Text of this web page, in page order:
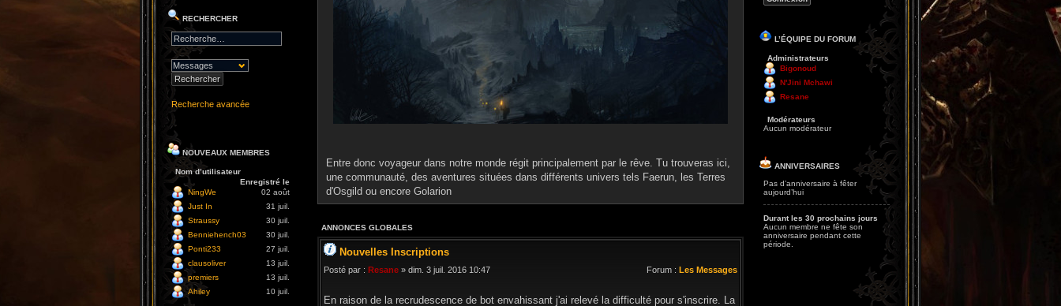
Entre donc voyageur dans notre monde régit principalement par le rêve. Tu trouveras ici,
une communauté, des aventures situées dans différents univers tels Faerun, les Terres
d'Osgild ou encore Golarion
ANNONCES GLOBALES
Nouvelles Inscriptions
Posté par : Resane » dim. 3 juil. 2016 10:47 Forum : Les Messages
En raison de la recrudescence de bot envahissant j'ai relevé la difficulté pour s'inscrire. La
RECHERCHER
Recherche avancée
NOUVEAUX MEMBRES
Nom d’utilisateur
Enregistré le
NingWe
02 août
Just In
31 juil.
Straussy
30 juil.
Benniehench03
30 juil.
Ponti233
27 juil.
clausoliver
13 juil.
premiers
13 juil.
Ahiley
10 juil.
L’ÉQUIPE DU FORUM
Administrateurs
Bigonoud
N'Jini Mchawi
Resane
Modérateurs
Aucun modérateur
ANNIVERSAIRES
Pas d’anniversaire à fêter
aujourd’hui
Durant les 30 prochains jours
Aucun membre ne fête son
anniversaire pendant cette
période.